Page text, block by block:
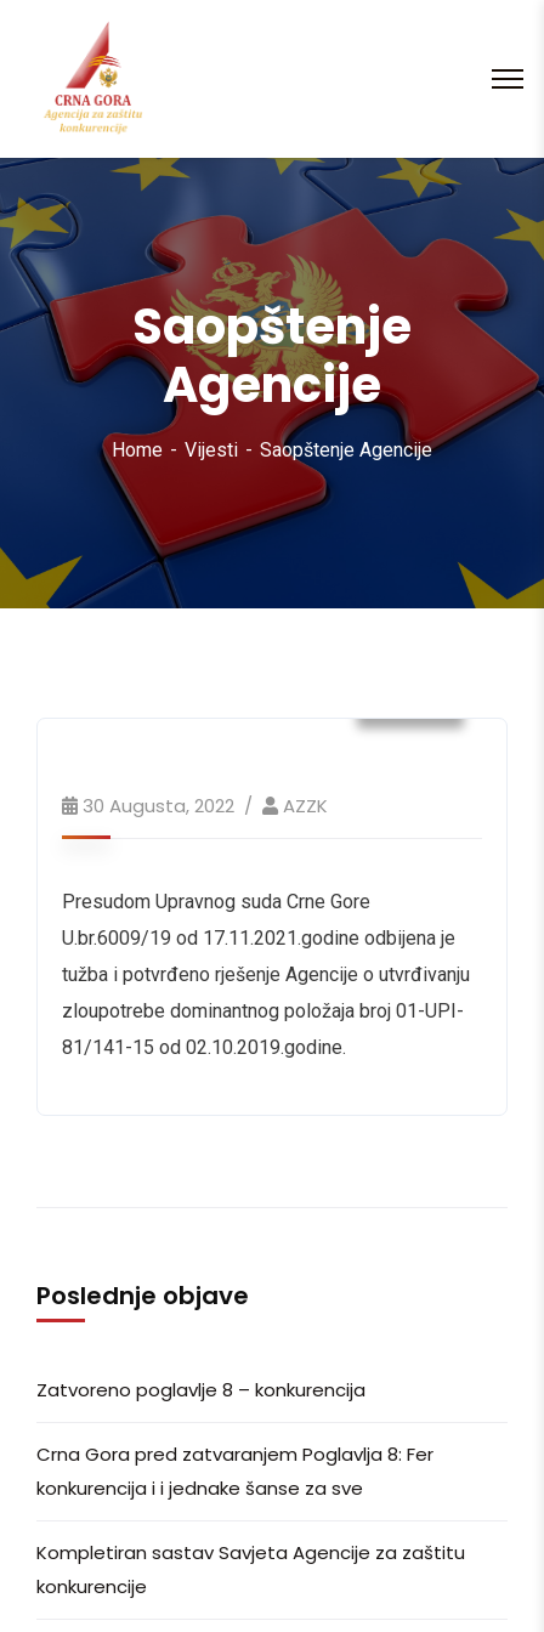
Saopštenje
Agencije
Home Vijesti Saopštenje Agencije
30 Augusta, 2022 AZZK
Presudom Upravnog suda Crne Gore
U.br.6009/19 od 17.11.2021.godine odbijena je
tužba i potvrđeno rješenje Agencije o utvrđivanju
zloupotrebe dominantnog položaja broj 01-UPI-
81/141-15 od 02.10.2019.godine.
Poslednje objave
Zatvoreno poglavlje 8 – konkurencija
Crna Gora pred zatvaranjem Poglavlja 8: Fer
konkurencija i i jednake šanse za sve
Kompletiran sastav Savjeta Agencije za zaštitu
konkurencije